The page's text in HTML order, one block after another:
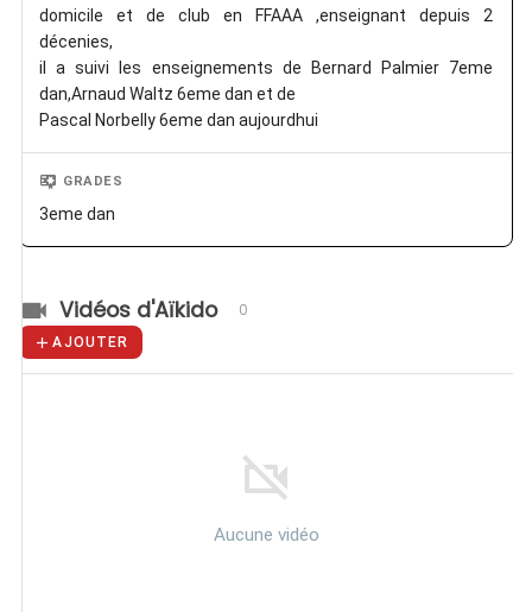
domicile et de club en FFAAA ,enseignant depuis 2
décenies,
il a suivi les enseignements de Bernard Palmier 7eme
dan,Arnaud Waltz 6eme dan et de
Pascal Norbelly 6eme dan aujourdhui
GRADES
3eme dan
Vidéos d'Aïkido 0
AJOUTER
Aucune vidéo